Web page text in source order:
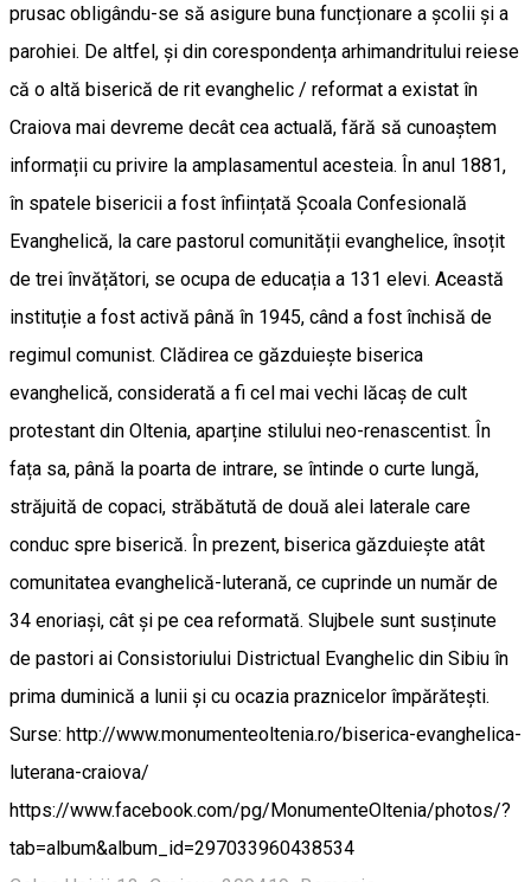
prusac obligându-se să asigure buna funcționare a școlii și a
parohiei. De altfel, și din corespondența arhimandritului reiese
că o altă biserică de rit evanghelic / reformat a existat în
Craiova mai devreme decât cea actuală, fără să cunoaștem
informații cu privire la amplasamentul acesteia. În anul 1881,
în spatele bisericii a fost înființată Școala Confesională
Evanghelică, la care pastorul comunității evanghelice, însoțit
de trei învățători, se ocupa de educația a 131 elevi. Această
instituție a fost activă până în 1945, când a fost închisă de
regimul comunist. Clădirea ce găzduiește biserica
evanghelică, considerată a fi cel mai vechi lăcaș de cult
protestant din Oltenia, aparține stilului neo-renascentist. În
fața sa, până la poarta de intrare, se întinde o curte lungă,
străjuită de copaci, străbătută de două alei laterale care
conduc spre biserică. În prezent, biserica găzduiește atât
comunitatea evanghelică-luterană, ce cuprinde un număr de
34 enoriași, cât și pe cea reformată. Slujbele sunt susținute
de pastori ai Consistoriului Districtual Evanghelic din Sibiu în
prima duminică a lunii și cu ocazia praznicelor împărătești.
Surse: http://www.monumenteoltenia.ro/biserica-evanghelica-
luterana-craiova/
https://www.facebook.com/pg/MonumenteOltenia/photos/?
tab=album&album_id=297033960438534